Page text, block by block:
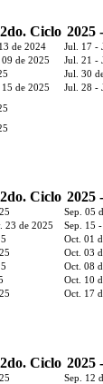
Ciclo 2025
de 2024 Jul. 17 -
de 2025 Jul. 21 -
Jul. 30
de 2025 Jul. 28 -
Ciclo 2025
Sep. 05
23 de 2025 Sep. 15
Oct. 01
Oct. 03
Oct. 08
Oct. 10
Oct. 17
Ciclo 2025
Sep. 12